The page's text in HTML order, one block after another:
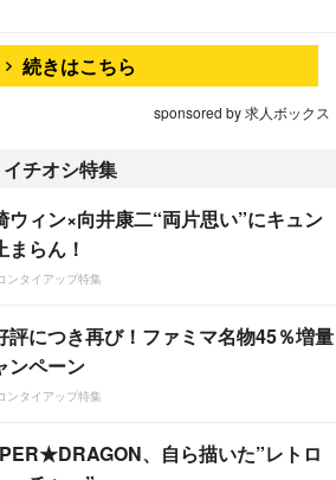
続きはこちら
sponsored by 求人ボックス
チオシ特集
ウィン×向井康二“両片思い”にキュン
まらん！
ンタイアップ特集
評につき再び！ファミマ名物45％増量
ンペーン
ンタイアップ特集
、自ら描いた”レトロ